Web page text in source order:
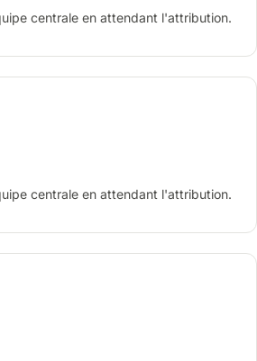
centrale en attendant l'attribution.
centrale en attendant l'attribution.